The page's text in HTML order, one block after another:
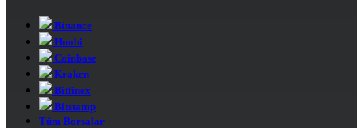
Binance
Huobi
Coinbase
Kraken
Bitfinex
Bitstamp
Tüm Borsalar